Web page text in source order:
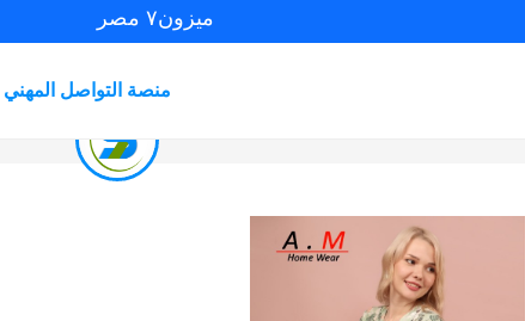
ميزون٧ مصر
منصة التواصل المهني